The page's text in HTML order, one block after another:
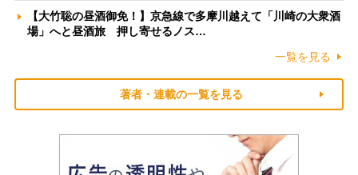
【大竹聡の昼酒御免！】京急線で多摩川越えて「川崎の大衆酒
場」へと昼酒旅 押し寄せるノス…
一覧を見る
著者・連載の一覧を見る